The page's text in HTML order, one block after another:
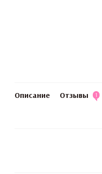
Описание Отзывы 1